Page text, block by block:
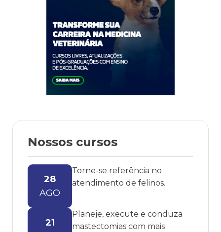
Nossos cursos
28
AGO
Torne-se referência no
atendimento de felinos.
21
Planeje, execute e conduza
mastectomias com mais